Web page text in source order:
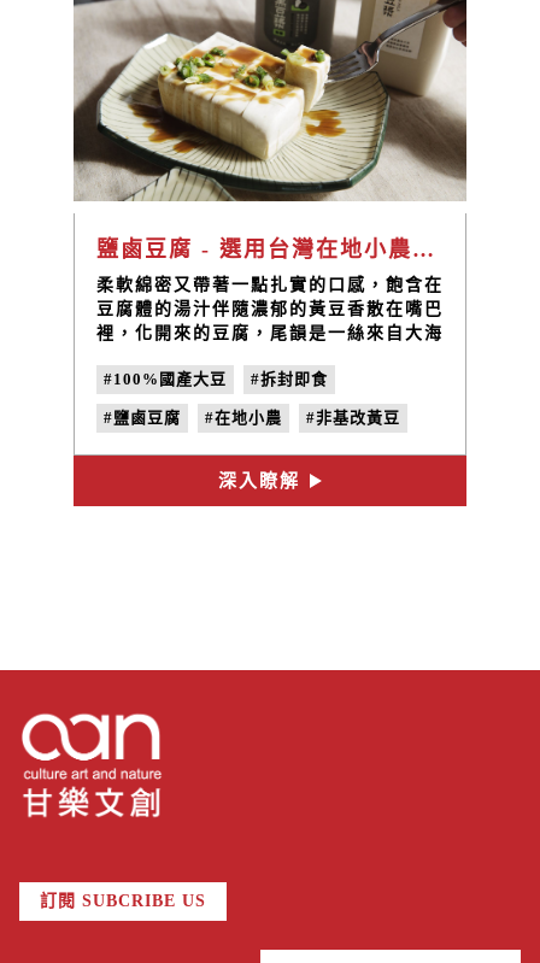
鹽鹵豆腐 - 選用台灣在地小農栽種，且透明可溯源的大豆
柔軟綿密又帶著一點扎實的口感，飽含在
豆腐體的湯汁伴隨濃郁的黃豆香散在嘴巴
裡，化開來的豆腐，尾韻是一絲來自大海
樸實的感受，有用單純的原料: 純水、
選用台灣在地小農栽種，且透明可溯源的
大豆、台灣天然日曬鹽鹵。
#100%國產大豆 #拆封即食
#鹽鹵豆腐 #在地小農 #非基改黃豆
#日曬鹽滷 #完整產銷履歷 #禾乃川
深入瞭解
訂閱 SUBCRIBE US